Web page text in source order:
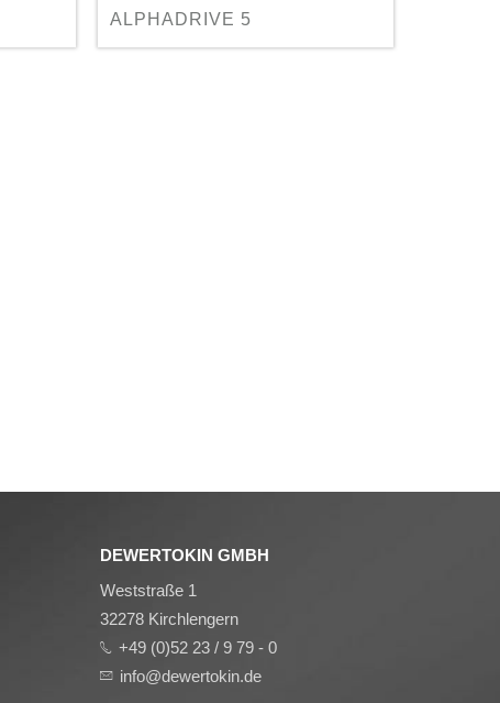
ALPHADRIVE 5
DEWERTOKIN GMBH
Weststraße 1
32278 Kirchlengern
+49 (0)52 23 / 9 79 - 0
info@dewertokin.de